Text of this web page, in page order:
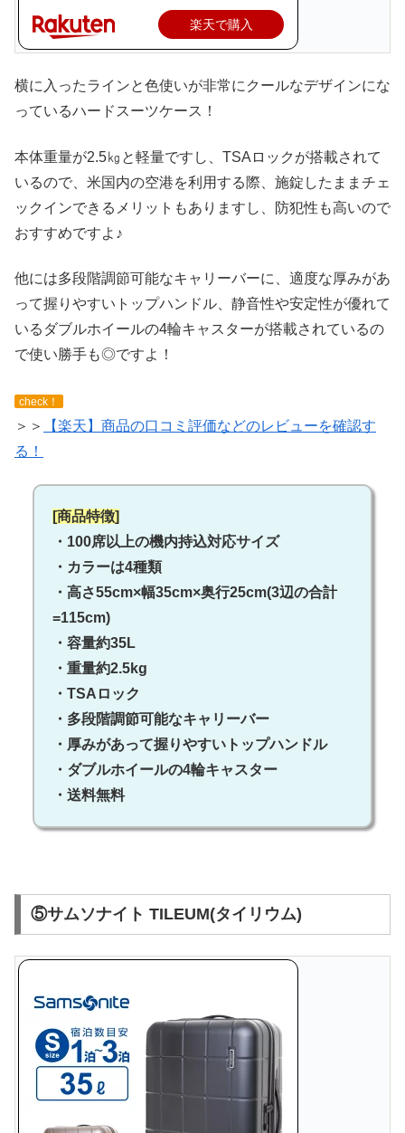
楽天で購入
横に入ったラインと色使いが非常にクールなデザインにな
っているハードスーツケース！
本体重量が2.5㎏と軽量ですし、TSAロックが搭載されて
いるので、米国内の空港を利用する際、施錠したままチェ
ックインできるメリットもありますし、防犯性も高いので
おすすめですよ♪
他には多段階調節可能なキャリーバーに、適度な厚みがあ
って握りやすいトップハンドル、静音性や安定性が優れて
いるダブルホイールの4輪キャスターが搭載されているの
で使い勝手も◎ですよ！
check！
＞＞
【楽天】商品の口コミ評価などのレビューを確認す
る！
[商品特徴]
・100席以上の機内持込対応サイズ
・カラーは4種類
・高さ55cm×幅35cm×奥行25cm(3辺の合計
=115cm)
・容量約35L
・重量約2.5kg
・TSAロック
・多段階調節可能なキャリーバー
・厚みがあって握りやすいトップハンドル
・ダブルホイールの4輪キャスター
・送料無料
⑤サムソナイト TILEUM(タイリウム)